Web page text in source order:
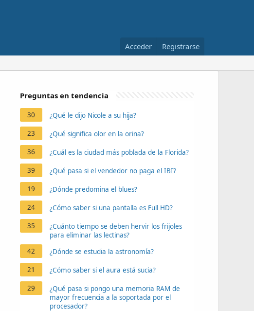
Acceder Registrarse
Preguntas en tendencia
30 ¿Qué le dijo Nicole a su hija?
23 ¿Qué significa olor en la orina?
36 ¿Cuál es la ciudad más poblada de la Florida?
39 ¿Qué pasa si el vendedor no paga el IBI?
19 ¿Dónde predomina el blues?
24 ¿Cómo saber si una pantalla es Full HD?
35
¿Cuánto tiempo se deben hervir los frijoles
para eliminar las lectinas?
42
¿Dónde se estudia la astronomía?
21 ¿Cómo saber si el aura está sucia?
29
¿Qué pasa si pongo una memoria RAM de
mayor frecuencia a la soportada por el
procesador?